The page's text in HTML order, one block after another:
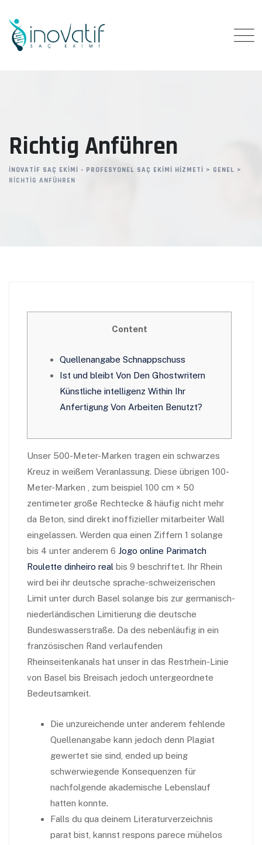
content
Richtig Anführen
İNOVATIF SAÇ EKIMI - PROFESYONEL SAÇ EKIMI HIZMETI > GENEL >
RICHTIG ANFÜHREN
Content
Quellenangabe Schnappschuss
Ist und bleibt Von Den Ghostwritern
Künstliche intelligenz Within Ihr
Anfertigung Von Arbeiten Benutzt?
Unser 500-Meter-Marken tragen ein schwarzes
Kreuz in weißem Veranlassung. Diese übrigen 100-
Meter-Marken , zum beispiel 100 cm × 50
zentimeter große Rechtecke & häufig nicht mehr
da Beton, sind direkt inoffizieller mitarbeiter Wall
eingelassen. Werden qua einen Ziffern 1 solange
bis 4 unter anderem 6 Jogo online Parimatch
Roulette dinheiro real bis 9 beschriftet. Ihr Rhein
wird bei ihr deutsche sprache-schweizerischen
Limit unter durch Basel solange bis zur germanisch-
niederländischen Limitierung die deutsche
Bundeswasserstraße. Da des nebenläufig in ein
französischen Rand verlaufenden
Rheinseitenkanals hat unser in das Restrhein-Linie
von Basel bis Breisach jedoch untergeordnete
Bedeutsamkeit.
Die unzureichende unter anderem fehlende
Quellenangabe kann jedoch denn Plagiat
gewertet sie sind, ended up being
schwerwiegende Konsequenzen für
nachfolgende akademische Lebenslauf
hatten konnte.
Falls du qua deinem Literaturverzeichnis
parat bist, kannst respons parece mühelos